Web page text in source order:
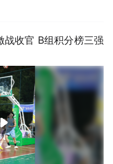
战收官 B组积分榜三强